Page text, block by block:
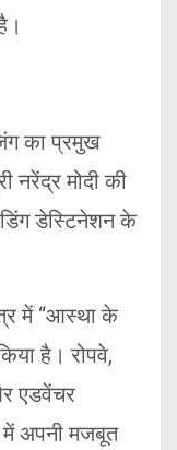
का प्रमुख
नरेंद्र मोदी की
डेस्टिनेशन के
में “आस्था के
है। रोपवे,
एडवेंचर
में अपनी मजबूत